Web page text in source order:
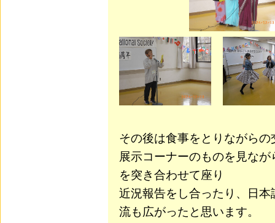
その後は食事をとりながらの
展示コーナーのものを見な
を突き合わせて座り
近況報告をし合ったり、日
流も広がったと思います。